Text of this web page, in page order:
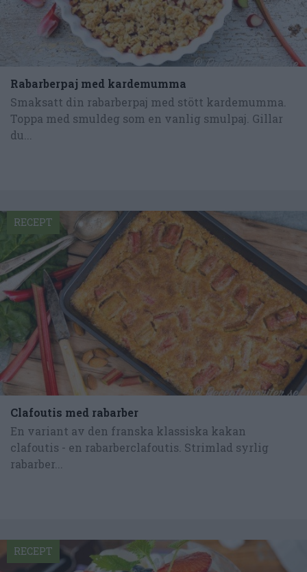
Rabarberpaj med kardemumma
Smaksatt din rabarberpaj med stött kardemumma.
Toppa med smuldeg som en vanlig smulpaj. Gillar
du...
Clafoutis med rabarber
En variant av den franska klassiska kakan
clafoutis - en rabarberclafoutis. Strimlad syrlig
rabarber...
RECEPT
RECEPT